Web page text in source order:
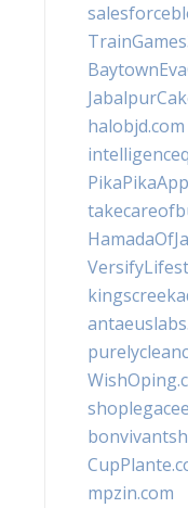
halobjd.com
mpzin.com